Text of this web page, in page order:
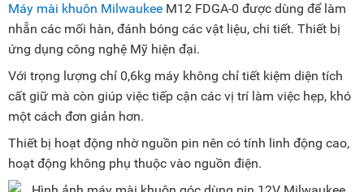
Máy mài khuôn Milwaukee M12 FDGA-0 được dùng để làm
nhẵn các mối hàn, đánh bóng các vật liệu, chi tiết. Thiết bị
ứng dụng công nghệ Mỹ hiện đại.
Với trọng lượng chỉ 0,6kg máy không chỉ tiết kiệm diện tích
cất giữ mà còn giúp việc tiếp cận các vị trí làm việc hẹp, khó
một cách đơn giản hơn.
Thiết bị hoạt động nhờ nguồn pin nên có tính linh động cao,
hoạt động không phụ thuộc vào nguồn điện.